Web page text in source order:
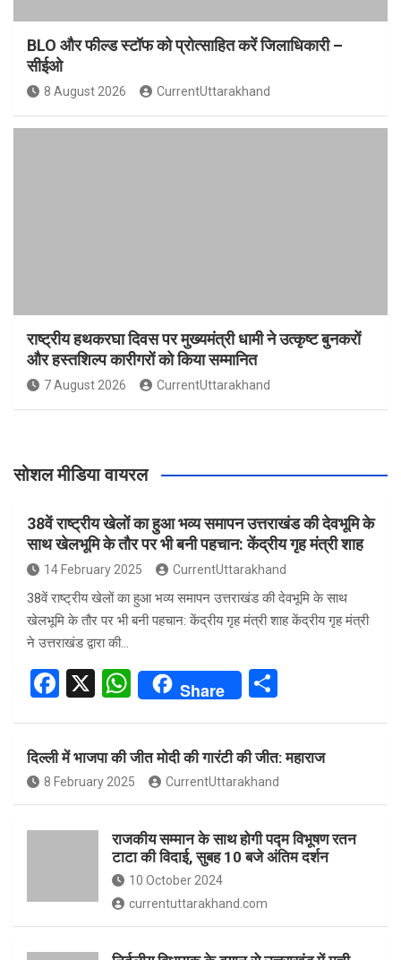
BLO और फील्ड स्टॉफ को प्रोत्साहित करें जिलाधिकारी –
सीईओ
8 August 2026 CurrentUttarakhand
राष्ट्रीय हथकरघा दिवस पर मुख्यमंत्री धामी ने उत्कृष्ट बुनकरों
और हस्तशिल्प कारीगरों को किया सम्मानित
7 August 2026 CurrentUttarakhand
सोशल मीडिया वायरल
38वें राष्ट्रीय खेलों का हुआ भव्य समापन उत्तराखंड की देवभूमि के
साथ खेलभूमि के तौर पर भी बनी पहचान: केंद्रीय गृह मंत्री शाह
14 February 2025 CurrentUttarakhand
38वें राष्ट्रीय खेलों का हुआ भव्य समापन उत्तराखंड की देवभूमि के साथ
खेलभूमि के तौर पर भी बनी पहचान: केंद्रीय गृह मंत्री शाह केंद्रीय गृह मंत्री
ने उत्तराखंड द्वारा की…
F
ce
b
o
o
X
W
at
s
A
p
p
Share
e
दिल्ली में भाजपा की जीत मोदी की गारंटी की जीत: महाराज
8 February 2025 CurrentUttarakhand
राजकीय सम्मान के साथ होगी पद्म विभूषण रतन
टाटा की विदाई, सुबह 10 बजे अंतिम दर्शन
10 October 2024
currentuttarakhand.com